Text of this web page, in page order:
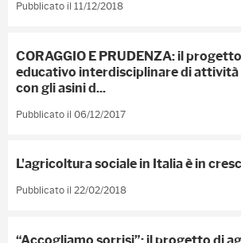
Pubblicato il 11/12/2018
CORAGGIO E PRUDENZA: il progetto
educativo interdisciplinare di attività
con gli asini d...
Pubblicato il 06/12/2017
L'agricoltura sociale in Italia è in
Pubblicato il 22/02/2018
“Accogliamo sorrisi”: il progetto di